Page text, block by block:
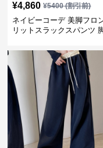
¥4,860 ¥5400(割引前)
ネイビーコーデ 美脚フロ
リットスラックスパンツ